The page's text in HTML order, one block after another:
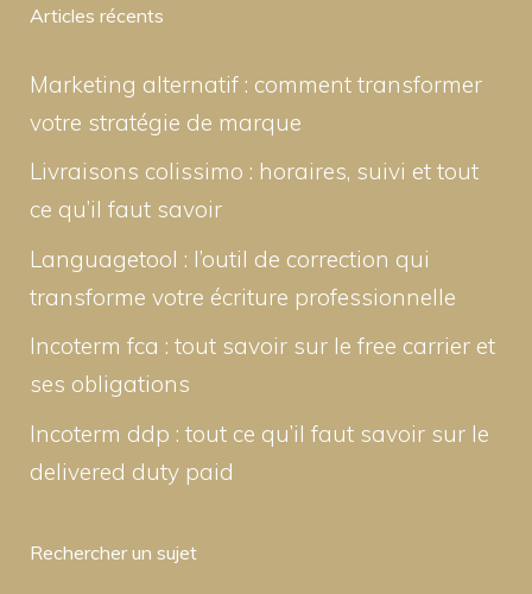
Articles récents
Marketing alternatif : comment transformer
votre stratégie de marque
Livraisons colissimo : horaires, suivi et tout
ce qu’il faut savoir
Languagetool : l’outil de correction qui
transforme votre écriture professionnelle
Incoterm fca : tout savoir sur le free carrier et
ses obligations
Incoterm ddp : tout ce qu’il faut savoir sur le
delivered duty paid
Rechercher un sujet